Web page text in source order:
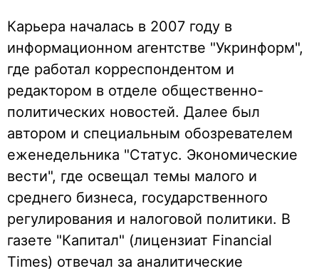
Карьера началась в 2007 году в
информационном агентстве "Укринформ",
где работал корреспондентом и
редактором в отделе общественно-
политических новостей. Далее был
автором и специальным обозревателем
еженедельника "Статус. Экономические
вести", где освещал темы малого и
среднего бизнеса, государственного
регулирования и налоговой политики. В
газете "Капитал" (лицензиат Financial
Times) отвечал за аналитические